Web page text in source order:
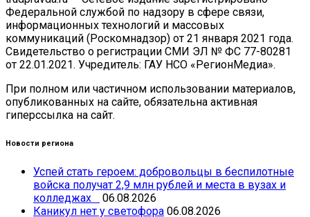
Федеральной службой по надзору в сфере связи,
информационных технологий и массовых
коммуникаций (Роскомнадзор) от 21 января 2021 года.
Свидетельство о регистрации СМИ ЭЛ № ФС 77-80281
от 22.01.2021. Учредитель: ГАУ НСО «РегионМедиа».
При полном или частичном использовании материалов,
опубликованных на сайте, обязательна активная
гиперссылка на сайт.
Новости региона
Успей стать героем: добровольцы в беспилотные
войска получат 2,9 млн рублей и места в вузах и
колледжах
06.08.2026
Каникул нет у светофора 06.08.2026